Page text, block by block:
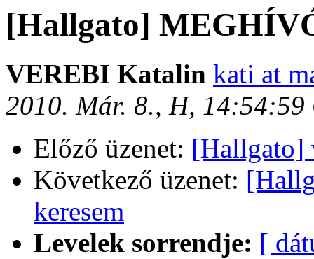
[Hallgato]
VEREBI Katalin kati at
2010. Már. 8., H, 14:54:59
Előző üzenet: [Hallgato]
Következő üzenet:
keresem
Levelek sorrendje: [